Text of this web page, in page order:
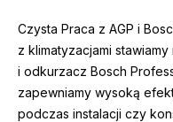
Czysta Praca z AGP i
z klimatyzacjami
i odkurzacz Bosch
zapewniamy wysoką
podczas instalacji czy